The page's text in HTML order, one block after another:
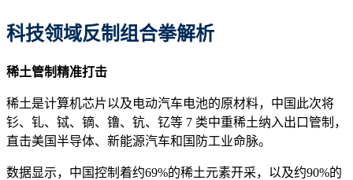
科技领域反制组合拳解析
稀土管制精准打击
稀土是计算机芯片以及电动汽车电池的原材料，中国此次将
钐、钆、铽、镝、镥、钪、钇等 7 类中重稀土纳入出口管制，
直击美国半导体、新能源汽车和国防工业命脉。
数据显示，中国控制着约69%的稀土元素开采，以及约90%的